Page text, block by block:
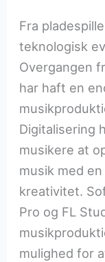
Fra
teknologisk
Overgangen
har haft en
Digitalisering
musikere at
musik med
kreativitet.
Pro og FL
mulighed for